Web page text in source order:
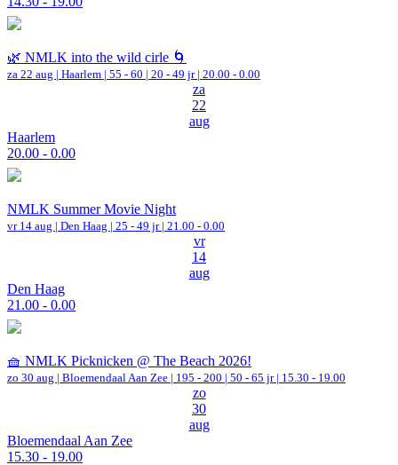
🌿 NMLK into the wild cirle 🌀
za 22 aug | Haarlem | 55 - 60 | 20 - 49 jr | 20.00 - 0.00
za
22
aug
Haarlem
20.00 - 0.00
NMLK Summer Movie Night
vr 14 aug | Den Haag | 25 - 49 jr | 21.00 - 0.00
vr
14
aug
Den Haag
21.00 - 0.00
🧺 NMLK Picknicken @ The Beach 2026!
zo 30 aug | Bloemendaal Aan Zee | 195 - 200 | 50 - 65 jr | 15.30 - 19.00
zo
30
aug
Bloemendaal Aan Zee
15.30 - 19.00